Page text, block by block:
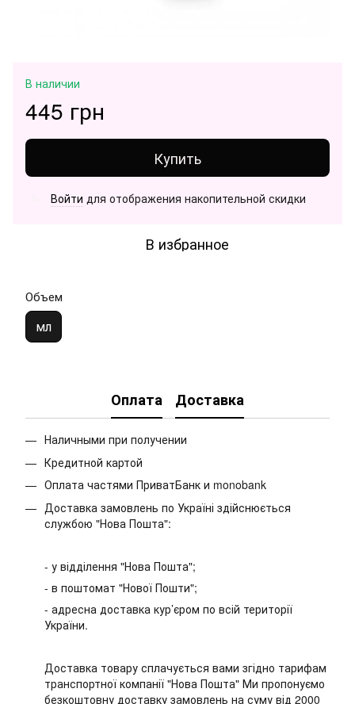
В наличии
445 грн
Купить
Войти для отображения накопительной скидки
В избранное
Объем
мл
Оплата Доставка
Наличными при получении
Кредитной картой
Оплата частями ПриватБанк и monobank
Доставка замовлень по Україні здійснюється
службою "Нова Пошта":
- у відділення "Нова Пошта";
- в поштомат "Нової Пошти";
- адресна доставка кур’єром по всій території
України.
Доставка товару сплачується вами згідно тарифам
транспортної компанії "Нова Пошта" Ми пропонуємо
безкоштовну доставку замовлень на суму від 2000